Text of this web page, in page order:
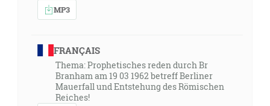
MP3
FRANÇAIS
Thema: Prophetisches reden durch Br
Branham am 19 03 1962 betreff Berliner
Mauerfall und Entstehung des Römischen
Reiches!